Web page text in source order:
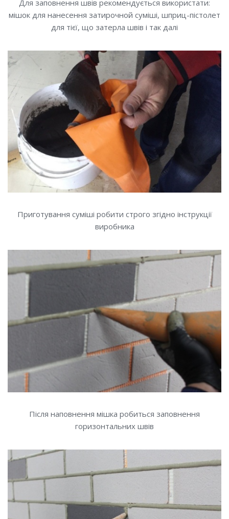
Для заповнення швів рекомендується використати:
мішок для нанесення затирочной суміші, шприц-пістолет
для тієї, що затерла швів і так далі
Приготування суміші робити строго згідно інструкції
виробника
Після наповнення мішка робиться заповнення
горизонтальних швів